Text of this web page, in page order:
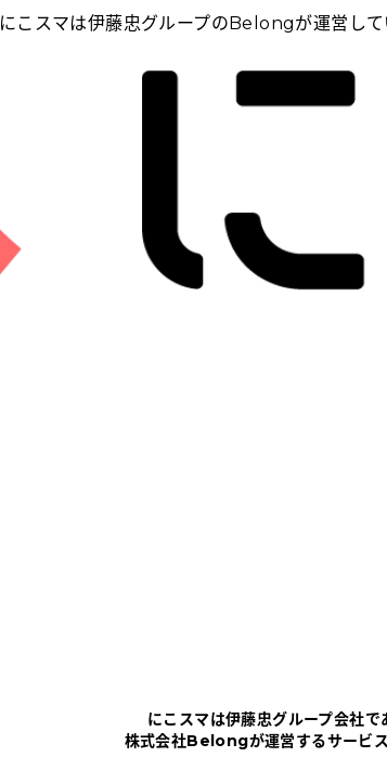
にこスマは伊藤忠グループのBelongが運営して
にこスマは伊藤忠グループ会社で
株式会社Belongが運営するサービス